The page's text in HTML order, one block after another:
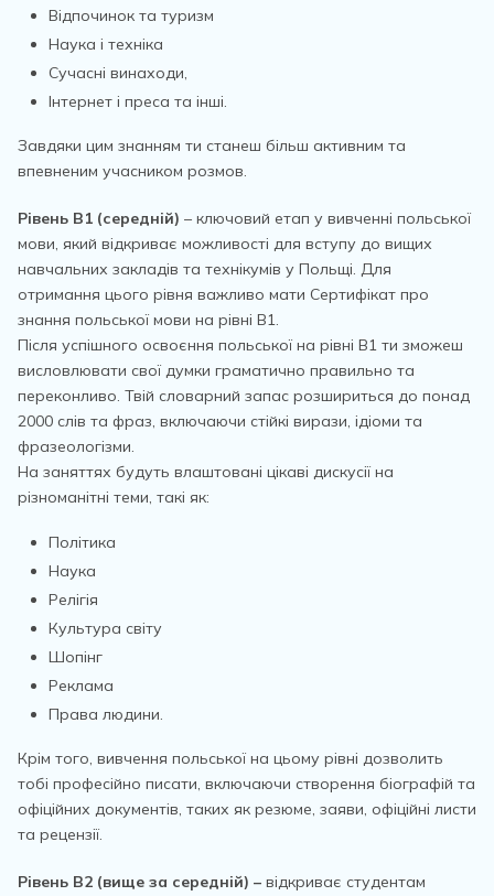
Відпочинок та туризм
Наука і техніка
Сучасні винаходи,
Інтернет і преса та інші.
Завдяки цим знанням ти станеш більш активним та
впевненим учасником розмов.
Рівень В1 (середній) – ключовий етап у вивченні польської
мови, який відкриває можливості для вступу до вищих
навчальних закладів та технікумів у Польщі. Для
отримання цього рівня важливо мати Сертифікат про
знання польської мови на рівні В1.
Після успішного освоєння польської на рівні В1 ти зможеш
висловлювати свої думки граматично правильно та
переконливо. Твій словарний запас розшириться до понад
2000 слів та фраз, включаючи стійкі вирази, ідіоми та
фразеологізми.
На заняттях будуть влаштовані цікаві дискусії на
різноманітні теми, такі як:
Політика
Наука
Релігія
Культура світу
Шопінг
Реклама
Права людини.
Крім того, вивчення польської на цьому рівні дозволить
тобі професійно писати, включаючи створення біографій та
офіційних документів, таких як резюме, заяви, офіційні листи
та рецензії.
Рівень В2 (вище за середній) – відкриває студентам